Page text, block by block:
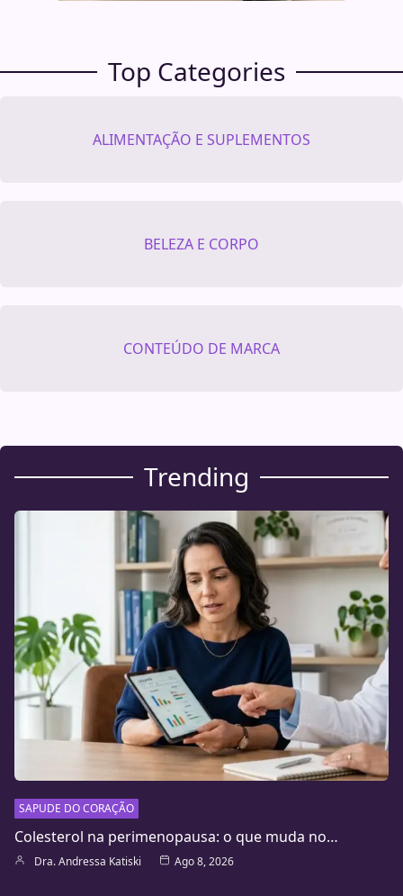
Top Categories
ALIMENTAÇÃO E SUPLEMENTOS
BELEZA E CORPO
CONTEÚDO DE MARCA
Trending
SAPUDE DO CORAÇÃO
Colesterol na perimenopausa: o que muda no…
Dra. Andressa Katiski Ago 8, 2026